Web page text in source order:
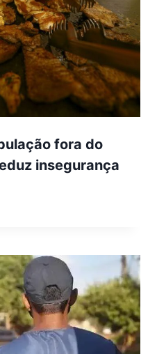
fora do
insegurança